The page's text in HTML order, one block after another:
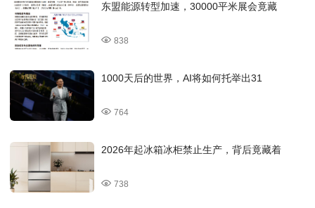
东盟能源转型加速，30000平米展会竟藏
838
1000天后的世界，AI将如何托举出31
764
2026年起冰箱冰柜禁止生产，背后竟藏着
738